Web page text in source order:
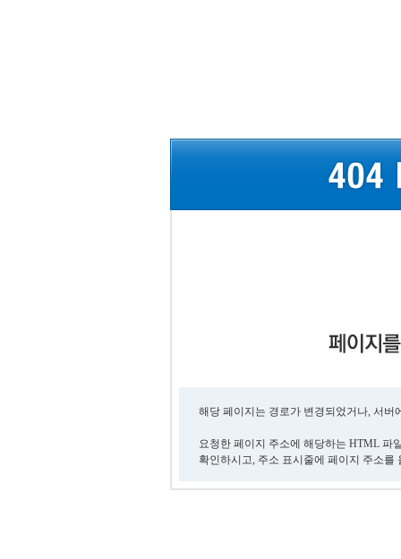
해당 페이지는 경로가 변경되었거나, 서
요청한 페이지 주소에 해당하는 HTML 파
확인하시고, 주소 표시줄에 페이지 주소